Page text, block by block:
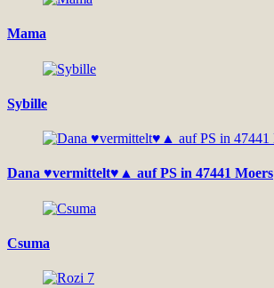
Mama
Sybille
Dana ♥vermittelt♥▲ auf PS in 47441 Moers
Csuma